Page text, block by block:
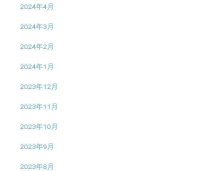
2024年4月
2024年3月
2024年2月
2024年1月
2023年12月
2023年11月
2023年10月
2023年9月
2023年8月